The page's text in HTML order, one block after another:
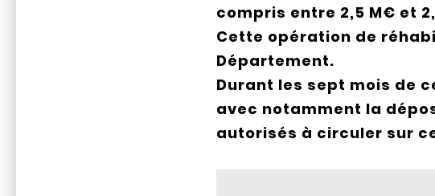
compris entre 2,5 M€ et
Cette opération de
Département.
Durant les sept mois de
avec notamment la
autorisés à circuler sur